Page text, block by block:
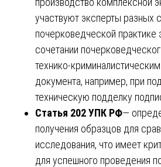
участвуют эксперты разных
почерковедческой практике
сочетании
технико-
документа, например, при
техническую подделку
Статья 202 УПК РФ—
получения образцов для
исследования, что имеет
для успешного проведения